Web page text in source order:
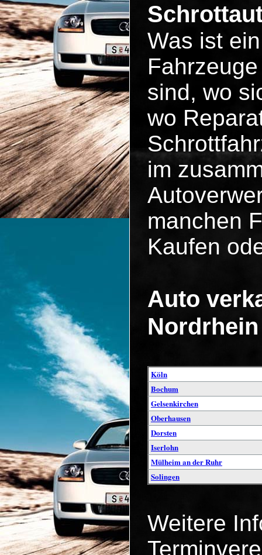
Was ist
sind, wo
wo
im
manchen
Kaufen
Auto
Köln
Bochum
Gelsenkirchen
Oberhausen
Dorsten
Iserlohn
Mülheim an der Ruhr
Solingen
Weitere